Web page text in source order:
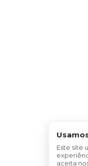
Este site
aceita